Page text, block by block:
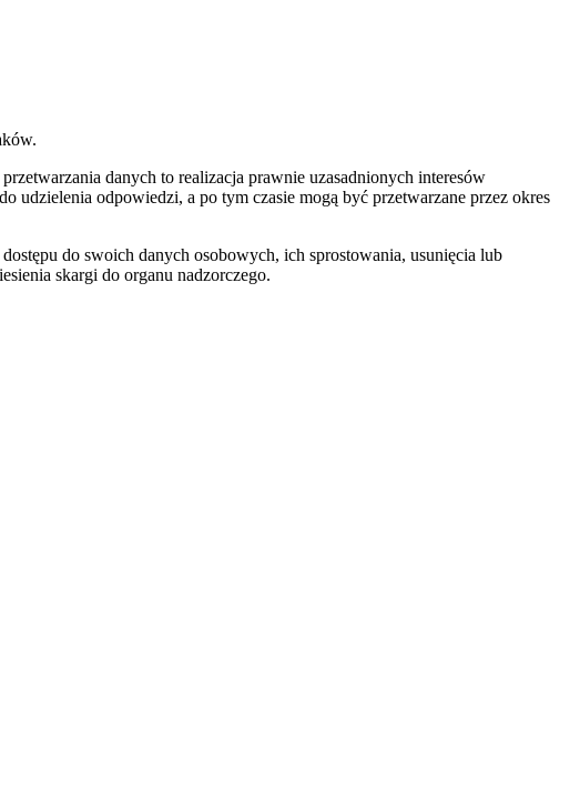
danych to realizacja prawnie uzasadnionych interesów
udzielenia odpowiedzi, a po tym czasie mogą być przetwarzane przez okres
do swoich danych osobowych, ich sprostowania, usunięcia lub
skargi do organu nadzorczego.